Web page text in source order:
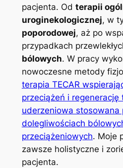
pacjenta. Od terapii
uroginekologicznej, w
poporodowej, aż po
przypadkach
bólowych. W pracy
nowoczesne metody
terapia TECAR
przeciążeń i regenerację
uderzeniowa stosowana
dolegliwościach
przeciążeniowych. Moje
zawsze holistyczne i
pacjenta.